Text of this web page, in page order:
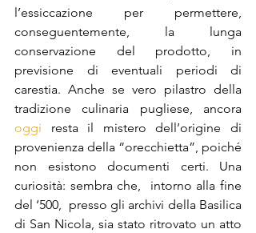
l’essiccazione per permettere,
conseguentemente, la lunga
conservazione del prodotto, in
previsione di eventuali periodi di
carestia. Anche se vero pilastro della
oggi resta il mistero dell’origine di
provenienza della “orecchietta”, poiché
non esistono documenti certi. Una
curiosità: sembra che,  intorno alla fine
del ‘500,  presso gli archivi della Basilica
di San Nicola, sia stato ritrovato un atto